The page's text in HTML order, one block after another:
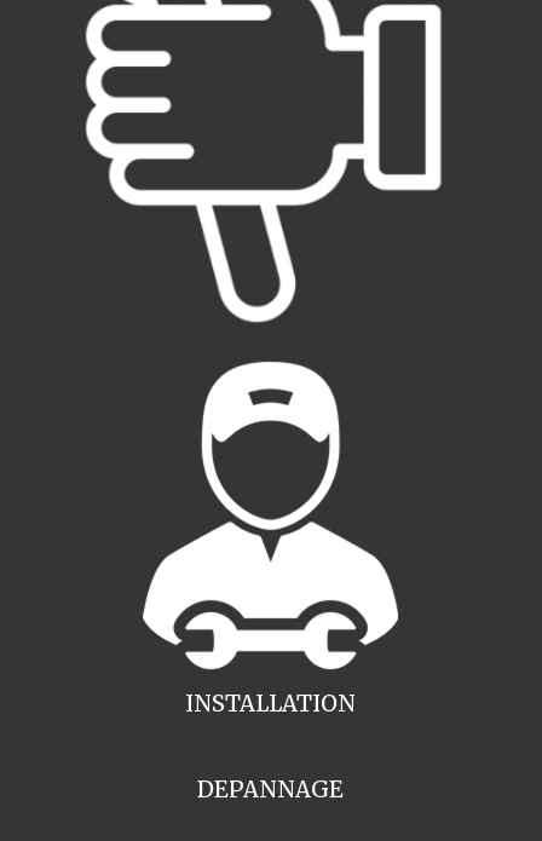
INSTALLATION
DEPANNAGE